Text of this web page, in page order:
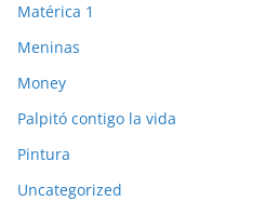
Matérica 1
Meninas
Money
Palpitó contigo la vida
Pintura
Uncategorized